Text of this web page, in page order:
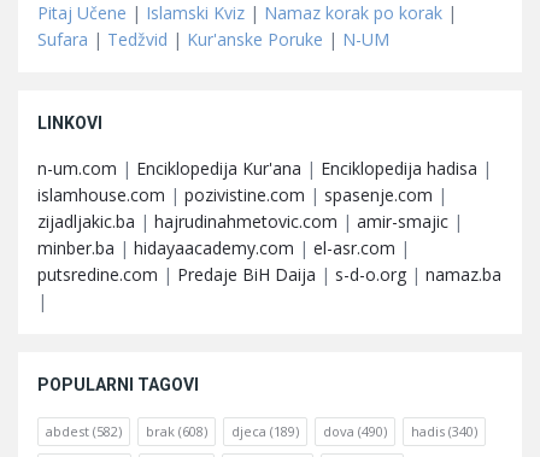
Pitaj Učene | Islamski Kviz | Namaz korak po korak |
Sufara | Tedžvid | Kur'anske Poruke | N-UM
LINKOVI
n-um.com | Enciklopedija Kur'ana | Enciklopedija hadisa |
islamhouse.com | pozivistine.com | spasenje.com |
zijadljakic.ba | hajrudinahmetovic.com | amir-smajic |
minber.ba | hidayaacademy.com | el-asr.com |
putsredine.com | Predaje BiH Daija | s-d-o.org | namaz.ba
|
POPULARNI TAGOVI
abdest (582) brak (608) djeca (189) dova (490) hadis (340)